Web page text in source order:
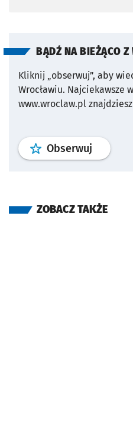
BĄDŹ NA BIEŻĄCO
Kliknij „obserwuj”, aby
Wrocławiu. Najciekawsze
www.wroclaw.pl
Obserwuj profil
ZOBACZ TAKŻE